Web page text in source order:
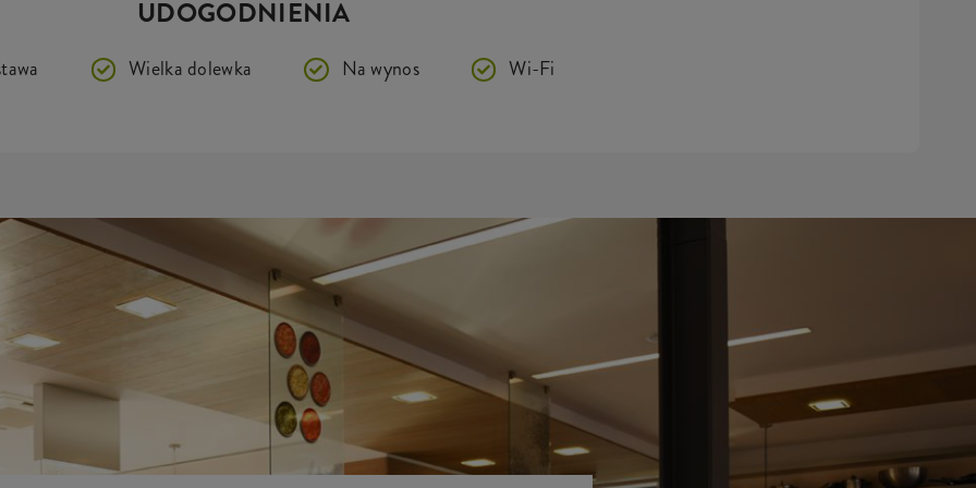
UDOGODNIENIA
Wielka dolewka Na wynos Wi-Fi